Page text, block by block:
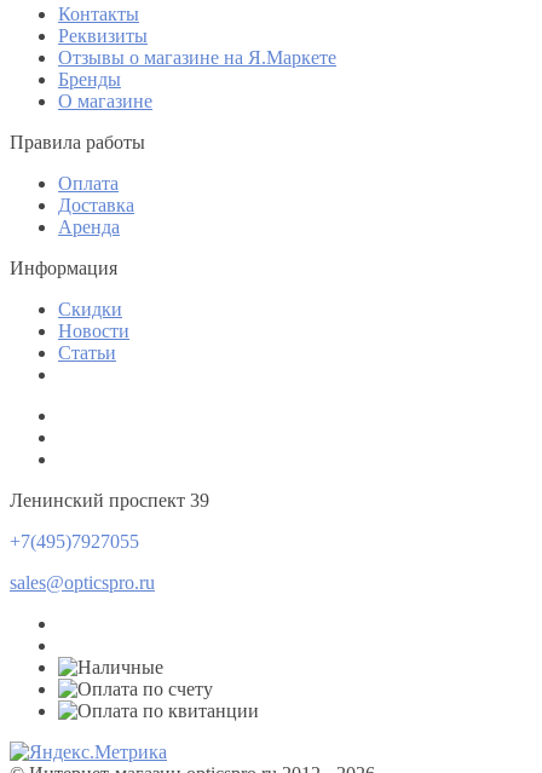
Контакты
Реквизиты
Отзывы о магазине на Я.Маркете
Бренды
О магазине
Правила работы
Оплата
Доставка
Аренда
Информация
Скидки
Новости
Статьи
Ленинский проспект 39
+7(495)7927055
sales@opticspro.ru